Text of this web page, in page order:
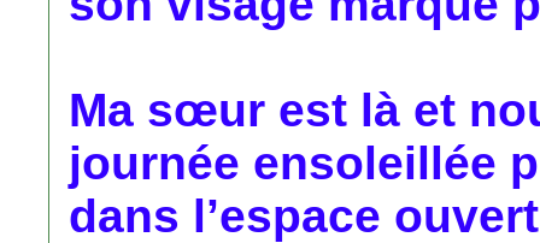
Ma sœur est là et
journée ensoleillée
dans l’espace